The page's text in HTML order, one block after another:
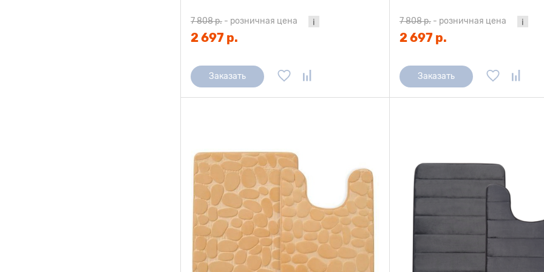
7 808 р. - розничная цена
2 697 р.
Заказать
7 808 р. - розничная цена
2 697 р.
Заказать